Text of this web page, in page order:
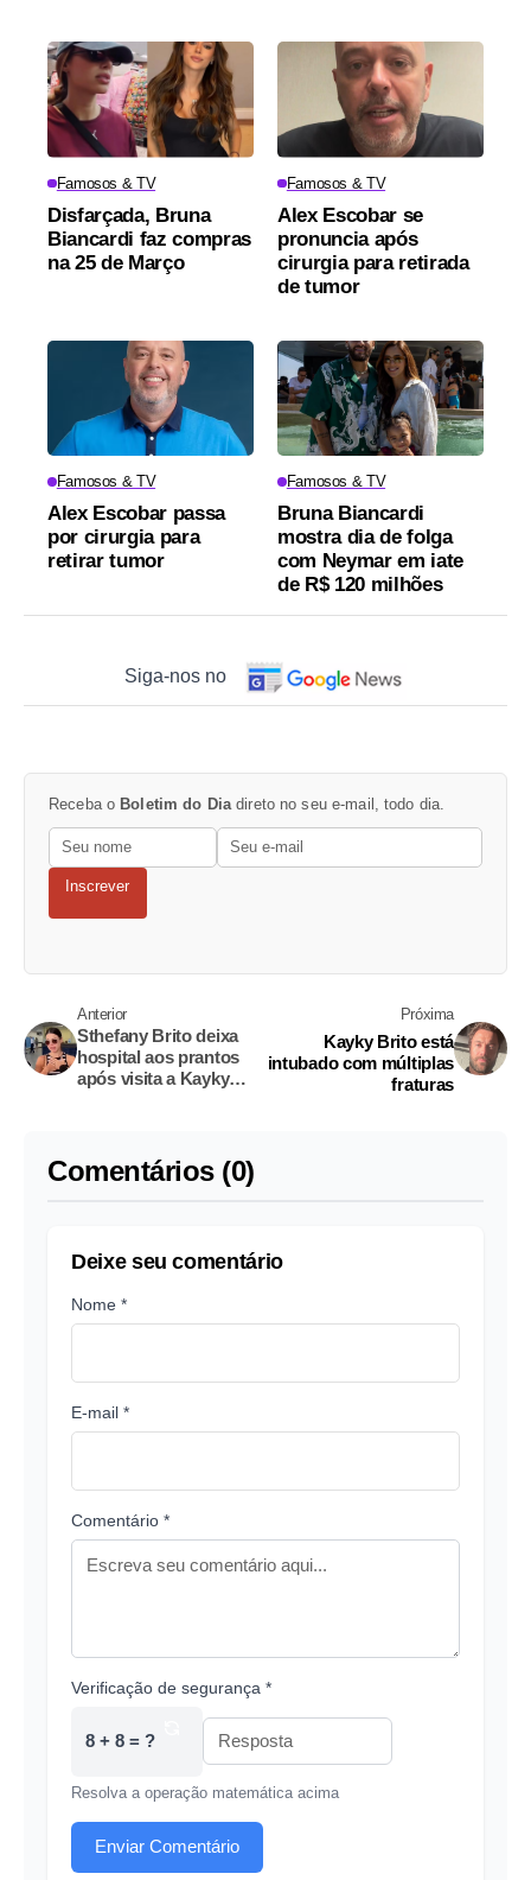
Famosos & TV
Disfarçada, Bruna
Biancardi faz compras
na 25 de Março
Famosos & TV
Alex Escobar se
pronuncia após
cirurgia para retirada
de tumor
Famosos & TV
Alex Escobar passa
por cirurgia para
retirar tumor
Famosos & TV
Bruna Biancardi
mostra dia de folga
com Neymar em iate
de R$ 120 milhões
Siga-nos no
Receba o Boletim do Diadireto no seu e-mail, todo dia.
Inscrever
Anterior
Sthefany Brito deixa
hospital aos prantos
após visita a Kayky
Próxima
Kayky Brito está
intubado com múltiplas
fraturas
Comentários (0)
Deixe seu comentário
Nome *
E-mail *
Comentário *
Verificação de segurança *
8 + 8 = ?
Resolva a operação matemática acima
Enviar Comentário